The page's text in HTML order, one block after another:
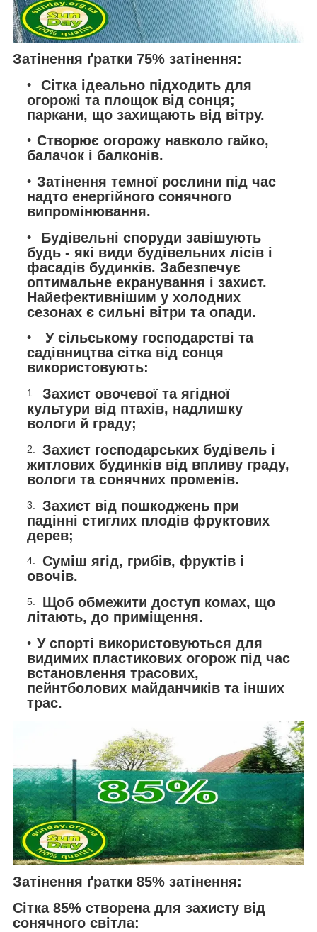
Затінення ґратки 75% затінення:
Сітка ідеально підходить для
огорожі та площок від сонця;
паркани, що захищають від вітру.
Створює огорожу навколо гайко,
балачок і балконів.
Затінення темної рослини під час
надто енергійного сонячного
випромінювання.
Будівельні споруди завішують
будь - які види будівельних лісів і
фасадів будинків. Забезпечує
оптимальне екранування і захист.
Найефективнішим у холодних
сезонах є сильні вітри та опади.
У сільському господарстві та
садівництва сітка від сонця
використовують:
Захист овочевої та ягідної
культури від птахів, надлишку
вологи й граду;
Захист господарських будівель і
житлових будинків від впливу граду,
вологи та сонячних променів.
Захист від пошкоджень при
падінні стиглих плодів фруктових
дерев;
Суміш ягід, грибів, фруктів і
овочів.
Щоб обмежити доступ комах, що
літають, до приміщення.
У спорті використовуються для
видимих пластикових огорож під час
встановлення трасових,
пейнтболових майданчиків та інших
трас.
Затінення ґратки 85% затінення:
Сітка 85% створена для захисту від
сонячного світла: